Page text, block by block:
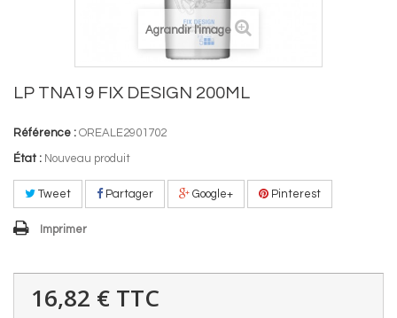
Agrandir l'image
LP TNA19 FIX DESIGN 200ML
Référence : OREALE2901702
État : Nouveau produit
Tweet Partager Google+ Pinterest
Imprimer
16,82 € TTC